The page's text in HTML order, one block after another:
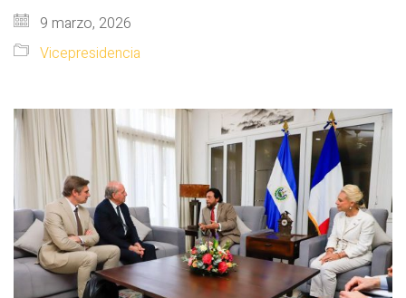
9 marzo, 2026
Vicepresidencia